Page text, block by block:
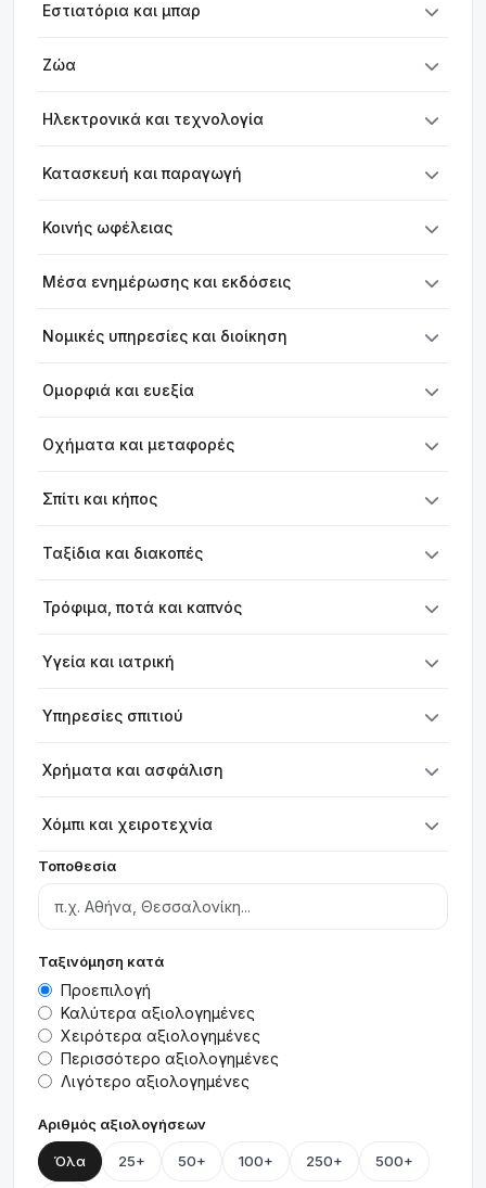
Εστιατόρια και μπαρ
Ζώα
Ηλεκτρονικά και τεχνολογία
Κατασκευή και παραγωγή
Κοινής ωφέλειας
Μέσα ενημέρωσης και εκδόσεις
Νομικές υπηρεσίες και διοίκηση
Ομορφιά και ευεξία
Οχήματα και μεταφορές
Σπίτι και κήπος
Ταξίδια και διακοπές
Τρόφιμα, ποτά και καπνός
Υγεία και ιατρική
Υπηρεσίες σπιτιού
Χρήματα και ασφάλιση
Χόμπι και χειροτεχνία
Τοποθεσία
Ταξινόμηση κατά
Προεπιλογή
Καλύτερα αξιολογημένες
Χειρότερα αξιολογημένες
Περισσότερο αξιολογημένες
Λιγότερο αξιολογημένες
Αριθμός αξιολογήσεων
Όλα 25+ 50+ 100+ 250+ 500+